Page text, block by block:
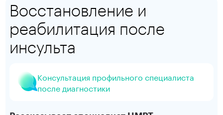
Восстановление и
реабилитация после
инсульта
Консультация профильного специалиста
после диагностики